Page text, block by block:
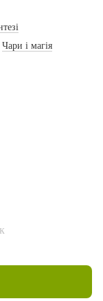
Чари і магія